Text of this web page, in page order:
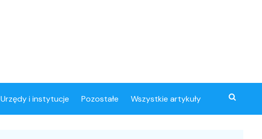
Urzędy i instytucje Pozostałe Wszystkie artykuły